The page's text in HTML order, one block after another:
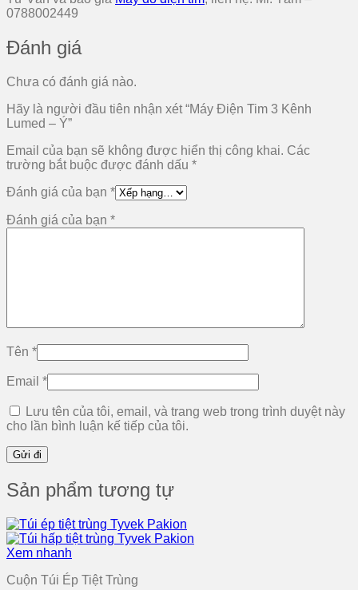
0788002449
Đánh giá
Chưa có đánh giá nào.
Hãy là người đầu tiên nhận xét “Máy Điện Tim 3 Kênh
Lumed – Ý”
Email của bạn sẽ không được hiển thị công khai. Các
trường bắt buộc được đánh dấu *
Đánh giá của bạn *
Đánh giá của bạn *
Tên *
Email *
Lưu tên của tôi, email, và trang web trong trình duyệt này
cho lần bình luận kế tiếp của tôi.
Sản phẩm tương tự
Xem nhanh
Cuộn Túi Ép Tiệt Trùng